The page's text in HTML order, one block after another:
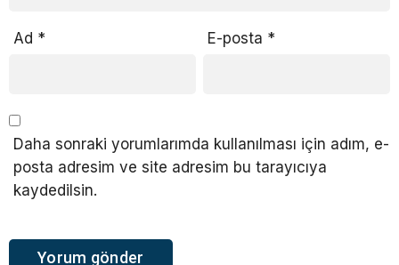
Ad * E-posta *
Daha sonraki yorumlarımda kullanılması için adım, e-
posta adresim ve site adresim bu tarayıcıya
kaydedilsin.